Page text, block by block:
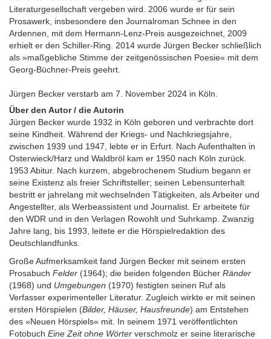
Literaturgesellschaft vergeben wird. 2006 wurde er für sein
Prosawerk, insbesondere den Journalroman Schnee in den
Ardennen, mit dem Hermann-Lenz-Preis ausgezeichnet, 2009
erhielt er den Schiller-Ring. 2014 wurde Jürgen Becker schließlich
als »maßgebliche Stimme der zeitgenössischen Poesie« mit dem
Georg-Büchner-Preis geehrt.
Jürgen Becker verstarb am 7. November 2024 in Köln.
Über den Autor / die Autorin
Jürgen Becker wurde 1932 in Köln geboren und verbrachte dort
seine Kindheit. Während der Kriegs- und Nachkriegsjahre,
zwischen 1939 und 1947, lebte er in Erfurt. Nach Aufenthalten in
Osterwieck/Harz und Waldbröl kam er 1950 nach Köln zurück.
1953 Abitur. Nach kurzem, abgebrochenem Studium begann er
seine Existenz als freier Schriftsteller; seinen Lebensunterhalt
bestritt er jahrelang mit wechselnden Tätigkeiten, als Arbeiter und
Angestellter, als Werbeassistent und Journalist. Er arbeitete für
den WDR und in den Verlagen Rowohlt und Suhrkamp. Zwanzig
Jahre lang, bis 1993, leitete er die Hörspielredaktion des
Deutschlandfunks.
Große Aufmerksamkeit fand Jürgen Becker mit seinem ersten
Prosabuch Felder (1964); die beiden folgenden Bücher Ränder
(1968) und Umgebungen (1970) festigten seinen Ruf als
Verfasser experimenteller Literatur. Zugleich wirkte er mit seinen
ersten Hörspielen (Bilder, Häuser, Hausfreunde) am Entstehen
des »Neuen Hörspiels« mit. In seinem 1971 veröffentlichten
Fotobuch Eine Zeit ohne Wörter verschmolz er seine literarische